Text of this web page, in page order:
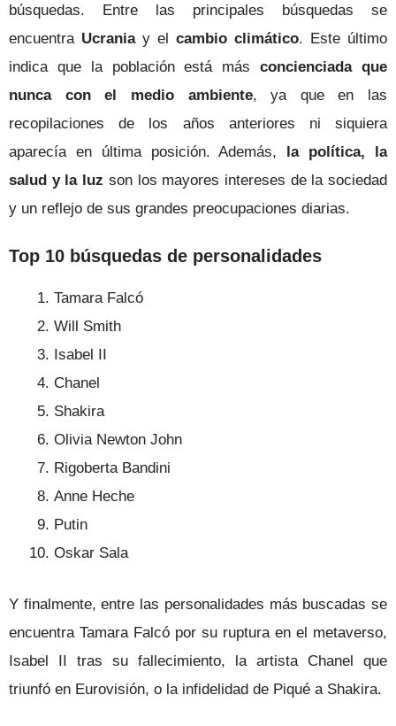
búsquedas. Entre las principales búsquedas se
encuentra Ucraniay el cambio climático. Este último
indica que la población está másconcienciada que
nunca con el medio ambiente, ya que en las
recopilaciones de los años anteriores ni siquiera
aparecía en última posición. Además, la política, la
salud y la luz son los mayores intereses de la sociedad
y un reflejo de sus grandes preocupaciones diarias.
Top 10 búsquedas de personalidades
Tamara Falcó
Will Smith
Isabel II
Chanel
Shakira
Olivia Newton John
Rigoberta Bandini
Anne Heche
Putin
Oskar Sala
Y finalmente, entre las personalidades más buscadas se
encuentra Tamara Falcó por su ruptura en el metaverso,
Isabel II tras su fallecimiento, la artista Chanel que
triunfó en Eurovisión, o la infidelidad de Piqué a Shakira.